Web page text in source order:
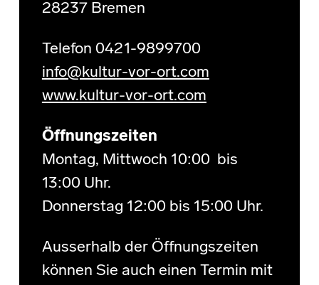
28237 Bremen
Telefon 0421-9899700
info@kultur-vor-ort.com
www.kultur-vor-ort.com
Öffnungszeiten
Montag, Mittwoch 10:00 bis
13:00 Uhr.
Donnerstag 12:00 bis 15:00 Uhr.
Ausserhalb der Öffnungszeiten
können Sie auch einen Termin mit